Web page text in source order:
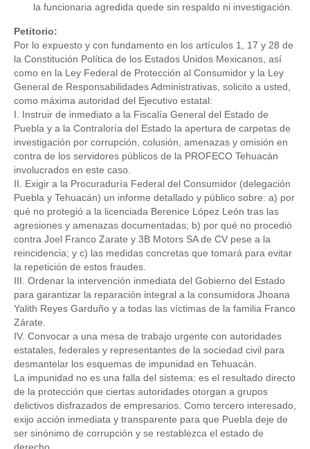
la funcionaria agredida quede sin respaldo ni investigación.
Petitorio:
Por lo expuesto y con fundamento en los artículos 1, 17 y 28 de
la Constitución Política de los Estados Unidos Mexicanos, así
como en la Ley Federal de Protección al Consumidor y la Ley
General de Responsabilidades Administrativas, solicito a usted,
como máxima autoridad del Ejecutivo estatal:
I. Instruir de inmediato a la Fiscalía General del Estado de
Puebla y a la Contraloría del Estado la apertura de carpetas de
investigación por corrupción, colusión, amenazas y omisión en
contra de los servidores públicos de la PROFECO Tehuacán
involucrados en este caso.
II. Exigir a la Procuraduría Federal del Consumidor (delegación
Puebla y Tehuacán) un informe detallado y público sobre: a) por
qué no protegió a la licenciada Berenice López León tras las
agresiones y amenazas documentadas; b) por qué no procedió
contra Joel Franco Zarate y 3B Motors SA de CV pese a la
reincidencia; y c) las medidas concretas que tomará para evitar
la repetición de estos fraudes.
III. Ordenar la intervención inmediata del Gobierno del Estado
para garantizar la reparación integral a la consumidora Jhoana
Yalith Reyes Garduño y a todas las víctimas de la familia Franco
Zárate.
IV. Convocar a una mesa de trabajo urgente con autoridades
estatales, federales y representantes de la sociedad civil para
desmantelar los esquemas de impunidad en Tehuacán.
La impunidad no es una falla del sistema: es el resultado directo
de la protección que ciertas autoridades otorgan a grupos
delictivos disfrazados de empresarios. Como tercero interesado,
exijo acción inmediata y transparente para que Puebla deje de
ser sinónimo de corrupción y se restablezca el estado de
derecho.